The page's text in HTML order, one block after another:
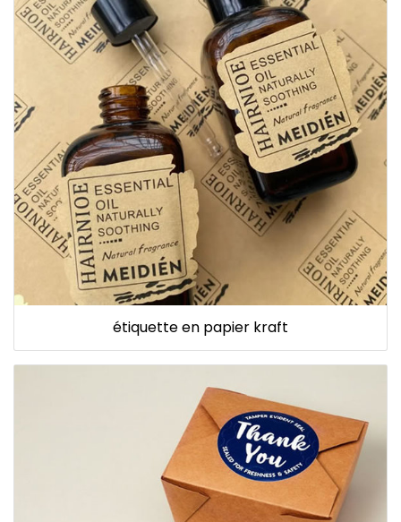
étiquette en papier kraft